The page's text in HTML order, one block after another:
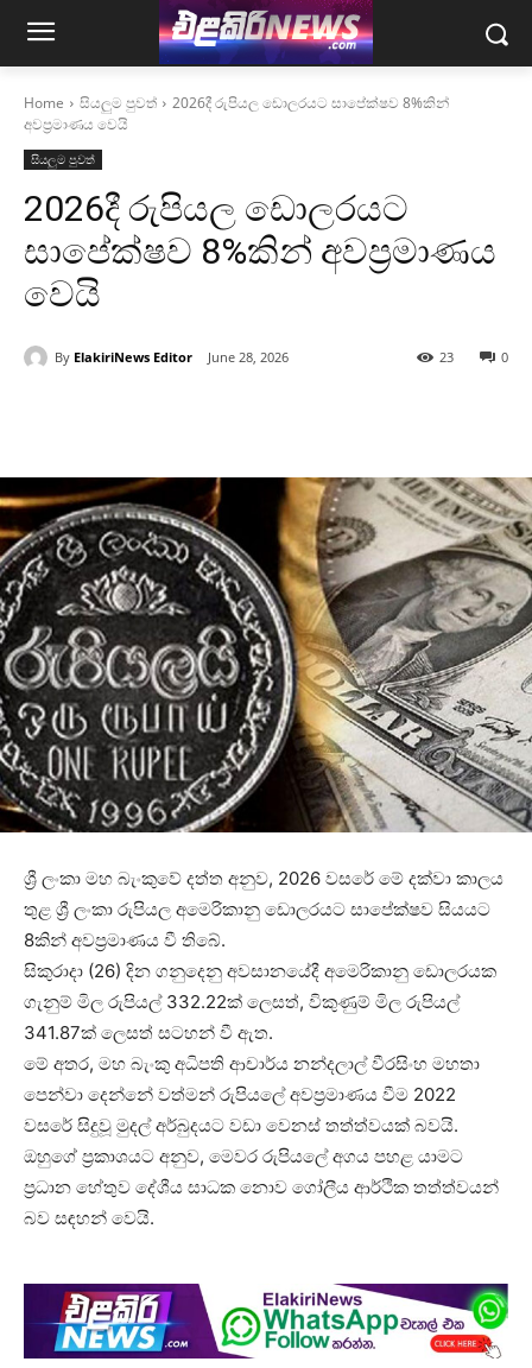
Home සියලුම පුවත්
2026දී රුපියල ඩොලරයට සාපේක්ෂව 8%කින්
අවප්‍රමාණය වෙයි
සියලුම පුවත්
2026දී රුපියල ඩොලරයට
සාපේක්ෂව 8%කින් අවප්‍රමාණය
වෙයි
By ElakiriNews Editor June 28, 2026 0
23
ශ්‍රී ලංකා මහ බැංකුවේ දත්ත අනුව, 2026 වසරේ මේ දක්වා කාලය
තුළ ශ්‍රී ලංකා රුපියල අමෙරිකානු ඩොලරයට සාපේක්ෂව සියයට
8කින් අවප්‍රමාණය වී තිබේ.
සිකුරාදා (26) දින ගනුදෙනු අවසානයේදී අමෙරිකානු ඩොලරයක
ගැනුම් මිල රුපියල් 332.22ක් ලෙසත්, විකුණුම් මිල රුපියල්
341.87ක් ලෙසත් සටහන් වී ඇත.
මේ අතර, මහ බැංකු අධිපති ආචාර්ය නන්දලාල් වීරසිංහ මහතා
පෙන්වා දෙන්නේ වත්මන් රුපියලේ අවප්‍රමාණය වීම 2022
වසරේ සිදුවූ මුදල් අර්බුදයට වඩා වෙනස් තත්ත්වයක් බවයි.
ඔහුගේ ප්‍රකාශයට අනුව, මෙවර රුපියලේ අගය පහළ යාමට
ප්‍රධාන හේතුව දේශීය සාධක නොව ගෝලීය ආර්ථික තත්ත්වයන්
බව සඳහන් වෙයි.